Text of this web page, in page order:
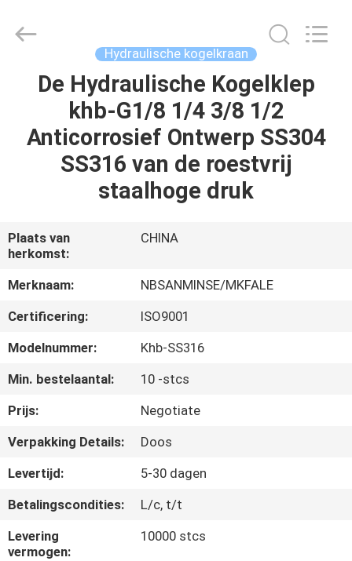
HUIS
PRODUCTEN
ONGEVEER
FABRIEKSREIS
KWALITEITSCONTROLE
CONTACTEER
ONS
NIEUWS
VERZOEK
OM EEN
CITAAT
Export
Co.,Ltd..
Hydraulische kogelkraan
De Hydraulische Kogelklep
khb-G1/8 1/4 3/8 1/2
Anticorrosief Ontwerp SS304
SS316 van de roestvrij
staalhoge druk
Plaats van
herkomst:
CHINA
Merknaam:
NBSANMINSE/MKFALE
Certificering:
ISO9001
Modelnummer:
Khb-SS316
Min. bestelaantal:
10 -stcs
Prijs:
Negotiate
Verpakking Details:
Doos
Levertijd:
5-30 dagen
Betalingscondities:
L/c, t/t
Levering
vermogen:
10000 stcs